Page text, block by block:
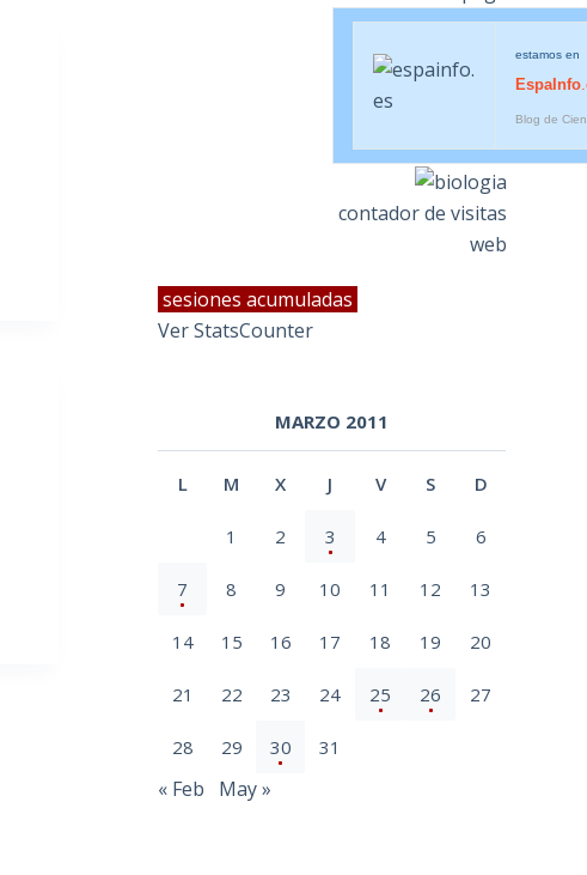
estamos en
EspaInfo
Blog de
contador de visitas
web
sesiones acumuladas
Ver StatsCounter
MARZO 2011
L M X J V S D
1 2 3 4 5 6
7 8 9 10 11 12 13
14 15 16 17 18 19 20
21 22 23 24 25 26 27
28 29 30 31
« Feb May »